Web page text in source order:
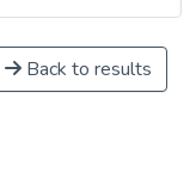
Back to results